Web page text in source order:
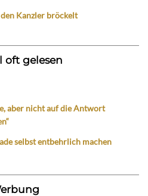
Kanzler bröckelt
oft gelesen
aber nicht auf die Antwort
selbst entbehrlich machen